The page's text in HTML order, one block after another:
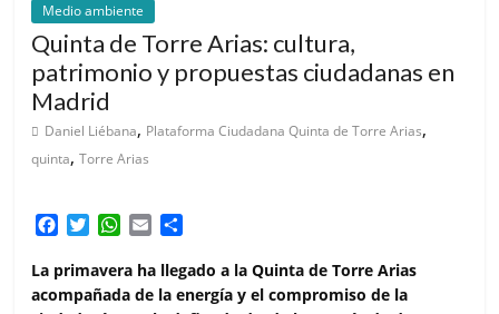
Medio ambiente
Quinta de Torre Arias: cultura,
patrimonio y propuestas ciudadanas en
Madrid
Daniel Liébana, Plataforma Ciudadana Quinta de Torre Arias,
quinta,Torre Arias
c
e
i
t
W
a
t
a
i
m
p
La primavera ha llegado a la Quinta de Torre Arias
acompañada de la energía y el compromiso de la